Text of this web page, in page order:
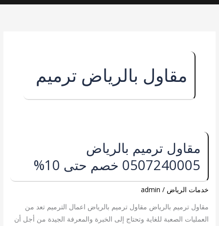
مقاول بالرياض ترميم
مقاول ترميم بالرياض
0507240005 خصم حتى 10%
خدمات الرياض /
admin
مقاول ترميم بالرياض مقاول ترميم بالرياض اعمال الترميم تعد من
العمليات الصعبة للغاية وتحتاج إلى الخبرة والمعرفة الجيدة من أجل أن
مقاول
ترميم
بالرياض
خصم
10%